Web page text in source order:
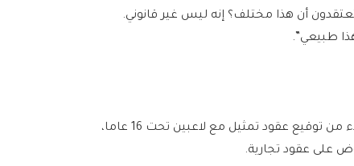
أن هذا مختلف؟ إنه ليس غير قانوني.
طبيعي”.
وفق لوائح الاتحاد الدولي لكرة القدم (فيفا)، يُمنع الوكلاء من توقيع عقود تمثيل مع لاعبين تحت 16 عاما،
على عقود تجارية.